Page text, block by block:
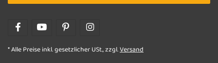
* Alle Preise inkl. gesetzlicher USt., zzgl.Versand